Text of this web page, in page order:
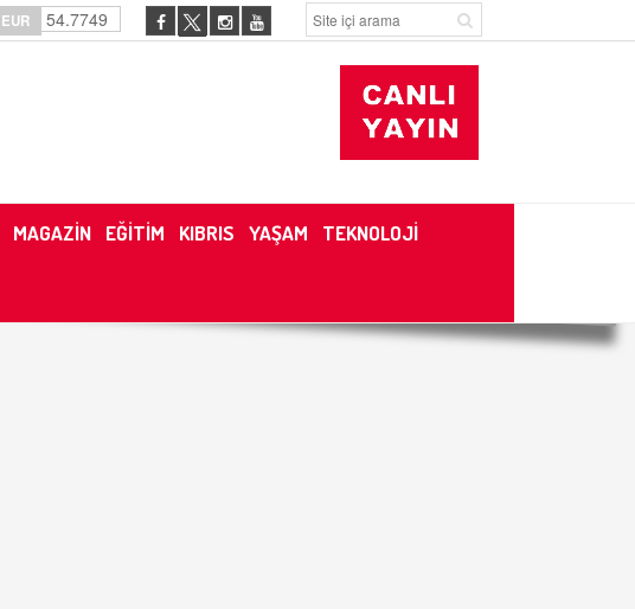
EUR 54.7749
MAGAZİN EĞİTİM KIBRIS YAŞAM TEKNOLOJİ